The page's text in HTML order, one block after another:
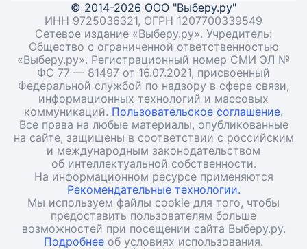
© 2014-2026 ООО "Выберу.ру"
ИНН 9725036321, ОГРН 1207700339549
Сетевое издание «Выберу.ру». Учредитель:
Общество с ограниченной ответственностью
«Выберу.ру». Регистрационный номер СМИ ЭЛ №
ФС 77 — 81497 от 16.07.2021, присвоенный
Федеральной службой по надзору в сфере связи,
информационных технологий и массовых
коммуникаций. Пользовательское соглашение.
Все права на любые материалы, опубликованные
на сайте, защищены в соответствии с российским
и международным законодательством
об интеллектуальной собственности.
На информационном ресурсе применяются
Рекомендательные технологии.
Мы используем файлы cookie для того, чтобы
предоставить пользователям больше
возможностей при посещении сайта Выберу.ру.
Подробнее об условиях использования.